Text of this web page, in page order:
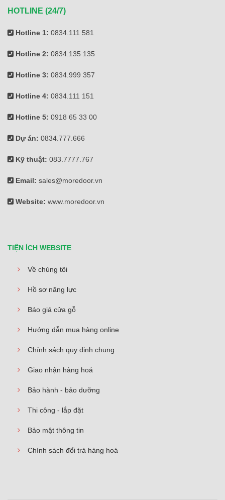
HOTLINE (24/7)
Hotline 1: 0834.111 581
Hotline 2: 0834.135 135
Hotline 3: 0834.999 357
Hotline 4: 0834.111 151
Hotline 5: 0918 65 33 00
Dự án: 0834.777.666
Kỹ thuật: 083.7777.767
Email: sales@moredoor.vn
Website: www.moredoor.vn
TIỆN ÍCH WEBSITE
Về chúng tôi
Hồ sơ năng lực
Báo giá cửa gỗ
Hướng dẫn mua hàng online
Chính sách quy định chung
Giao nhận hàng hoá
Bảo hành - bảo dưỡng
Thi công - lắp đặt
Bảo mật thông tin
Chính sách đổi trả hàng hoá